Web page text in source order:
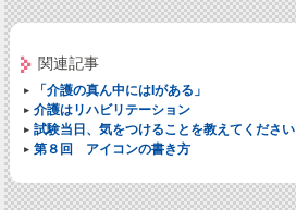
関連記事
「介護の真ん中にはIがある」
介護はリハビリテーション
試験当日、気をつけることを教えてください
第８回 アイコンの書き方